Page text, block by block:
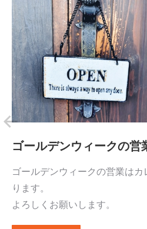
ゴールデンウィークの営
ゴールデンウィークの営業は
ります。
よろしくお願いします。